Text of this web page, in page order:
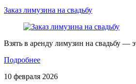
Заказ лимузина на свадьбу
Взять в аренду лимузин на свадьбу —
Подробнее
10 февраля 2026